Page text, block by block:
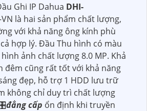
Ghi IP Dahua DHI-
VN là hai sản phẩm chất lượng,
với khả năng ông kính phù
hợp lý. Đầu Thu hình có màu
ảnh chất lượng 8.0 MP. Khả
đêm cũng rất tốt với khả năng
đẹp, hỗ trợ 1 HDD lưu trữ
không chỉ duy trì chất lượng
đẳng cấp ổn định khi truyền